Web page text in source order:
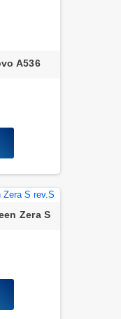
A536
Zera S